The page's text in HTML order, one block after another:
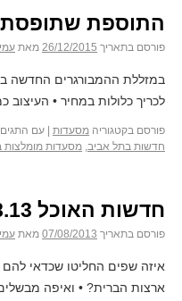
התוספת שתופסת
פורסם בתאריך 26/12/2015 מאת
במזללת ההמבורגרים החדשה
לכריך כלולות במחיר •
פורסם בקטגוריה מסעדות עם התגים
חדשות בתל אביב, מסעדות מומלצות
חדשות האוכל 6.8.13
פורסם בתאריך 07/08/2013 מאת
איזה שפים החליטו שכדאי
ארצות הברית? • ואיפה